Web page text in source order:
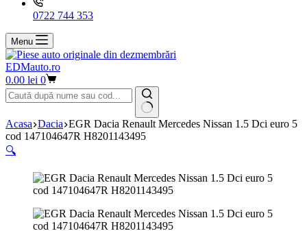
0722 744 353
Menu
EDMauto.ro
Coș
de
cumpărături
0.00 lei 0
Niciun
rezultat
Acasa Dacia EGR Dacia Renault Mercedes Nissan 1.5 Dci euro 5
cod 147104647R H8201143495
🔍